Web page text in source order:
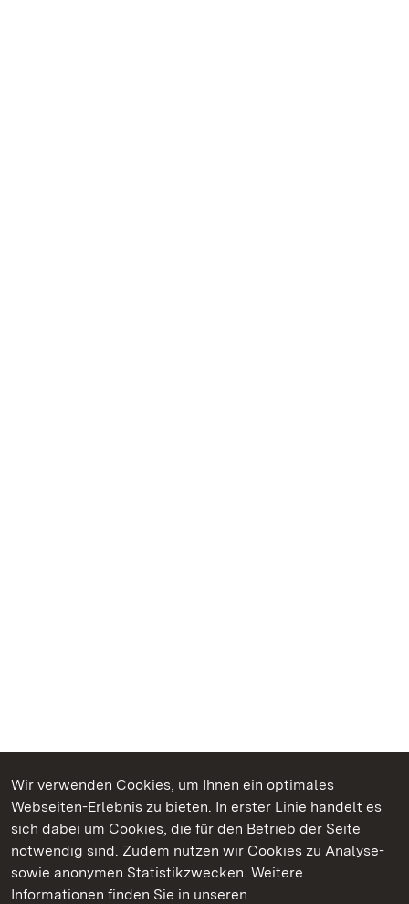
Wir verwenden Cookies, um Ihnen ein optimales
Webseiten-Erlebnis zu bieten. In erster Linie handelt es
sich dabei um Cookies, die für den Betrieb der Seite
notwendig sind. Zudem nutzen wir Cookies zu Analyse-
sowie anonymen Statistikzwecken. Weitere
Informationen finden Sie in unseren
Kommen. Staunen. Genießen.